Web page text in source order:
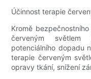
Účinnost terapie
Kromě
červeným světlem
potenciálního dopadu
terapie červeným
opravy tkání, snížení